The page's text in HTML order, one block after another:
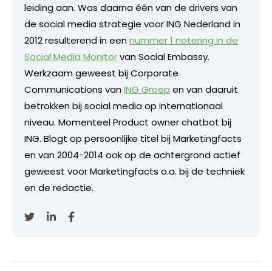
leiding aan. Was daarna één van de drivers van
de social media strategie voor ING Nederland in
2012 resulterend in eennummer 1 notering in de
Social Media Monitorvan Social Embassy.
Werkzaam geweest bij Corporate
Communications vanING Groep en van daaruit
betrokken bij social media op internationaal
niveau. Momenteel Product owner chatbot bij
ING. Blogt op persoonlijke titel bij Marketingfacts
en van 2004-2014 ook op de achtergrond actief
geweest voor Marketingfacts o.a. bij de techniek
en de redactie.